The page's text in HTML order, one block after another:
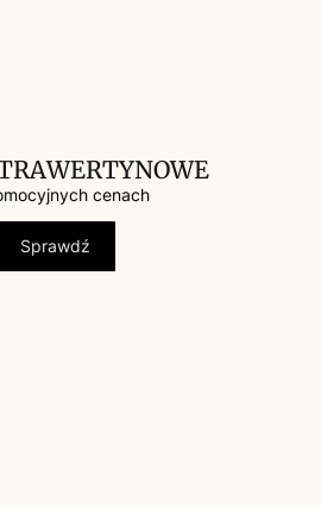
cenach
Sprawdź